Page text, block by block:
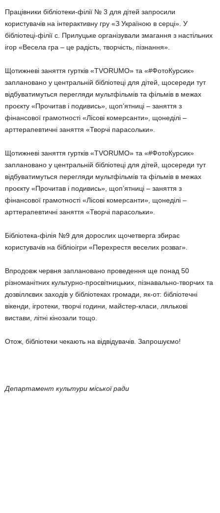
Працівники бібліотеки-філії № 3 для дітей запросили
користувачів на інтерактивну гру «З Україною в серці». У
бібліотеці-філії с. Прилуцьке організували змагання з настільних
ігор «Весела гра – це радість, творчість, пізнання».
Щотижневі заняття гуртків «TVORUMO» та «#ФотоКурсик»
заплановано у центральній бібліотеці для дітей, щосереди тут
відбуватимуться перегляди мультфільмів та фільмів в межах
проєкту «Прочитав і подивись», щоп’ятниці – заняття з
фінансової грамотності «Лісові комерсанти», щонеділі –
арттерапевтичні заняття «Творчі парасольки».
Щотижневі заняття гуртків «TVORUMO» та «#ФотоКурсик»
заплановано у центральній бібліотеці для дітей, щосереди тут
відбуватимуться перегляди мультфільмів та фільмів в межах
проєкту «Прочитав і подивись», щоп’ятниці – заняття з
фінансової грамотності «Лісові комерсанти», щонеділі –
арттерапевтичні заняття «Творчі парасольки».
Бібліотека-філія №9 для дорослих щочетверга збирає
користувачів на бібліоігри «Перехрестя веселих розваг».
Впродовж червня заплановано проведення ще понад 50
різноманітних культурно-просвітницьких, пізнавально-творчих та
дозвіллєвих заходів у бібліотеках громади, як-от: бібліотечні
вікенди, ігротеки, творчі години, майстер-класи, лялькові
вистави, літні кінозали тощо.
Отож, бібліотеки чекають на відвідувачів. Запрошуємо!
Департамент культури міської ради